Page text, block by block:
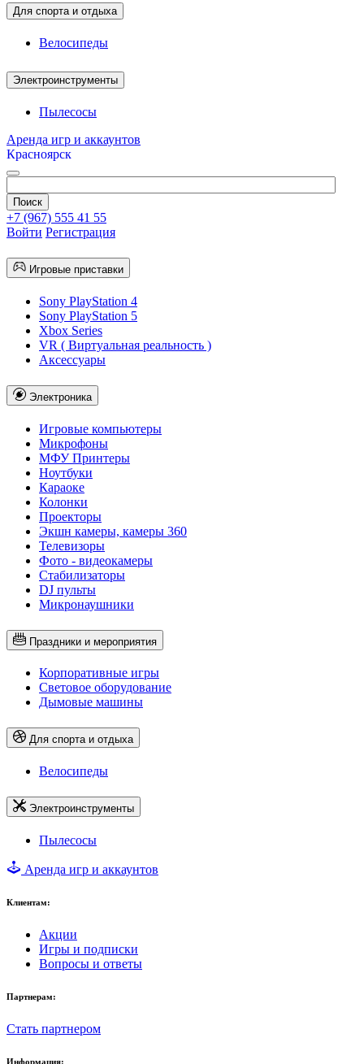
Для спорта и отдыха
Велосипеды
Электроинструменты
Пылесосы
Аренда игр и аккаунтов
Красноярск
+7 (967) 555 41 55
Войти Регистрация
Игровые приставки
Sony PlayStation 4
Sony PlayStation 5
Xbox Series
VR ( Виртуальная реальность )
Аксессуары
Электроника
Игровые компьютеры
Микрофоны
МФУ Принтеры
Ноутбуки
Караоке
Колонки
Проекторы
Экшн камеры, камеры 360
Телевизоры
Фото - видеокамеры
Стабилизаторы
DJ пульты
Микронаушники
Праздники и мероприятия
Корпоративные игры
Световое оборудование
Дымовые машины
Для спорта и отдыха
Велосипеды
Электроинструменты
Пылесосы
Аренда игр и аккаунтов
Клиентам:
Акции
Игры и подписки
Вопросы и ответы
Партнерам:
Стать партнером
Информация: